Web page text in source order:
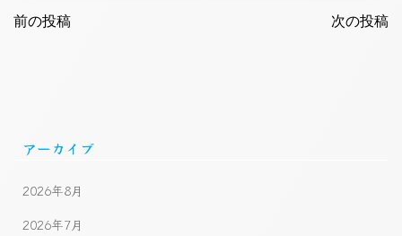
navigation
前の投稿 次の投稿
アーカイブ
2026年8月
2026年7月